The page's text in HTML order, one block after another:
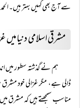
سے آج بھی کہیں بہتر ہیں۔
مشرقی اسلامی دنیا میں
ہم نے گذشتہ سطور میں
ڈالی ہے، مگر غزالی خود
مناسب سمجھتے ہیں کہ مشرق